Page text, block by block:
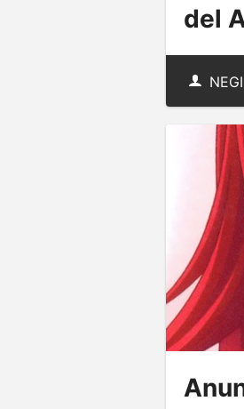
del
NEGI